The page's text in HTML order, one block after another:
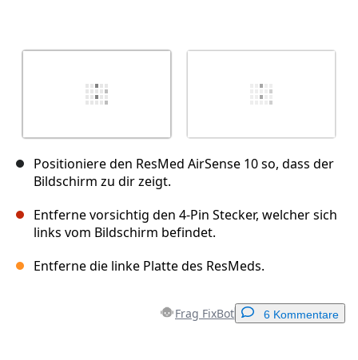
Positioniere den ResMed AirSense 10 so, dass der
Bildschirm zu dir zeigt.
Entferne vorsichtig den 4-Pin Stecker, welcher sich
links vom Bildschirm befindet.
Entferne die linke Platte des ResMeds.
Frag FixBot 6 Kommentare